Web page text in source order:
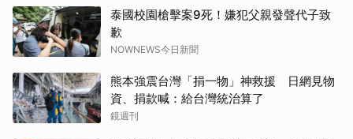
泰國校園槍擊案9死！嫌犯父親發聲代子致
歉
NOWNEWS今日新聞
熊本強震台灣「捐一物」神救援 日網見物
資、捐款喊：給台灣統治算了
鏡週刊